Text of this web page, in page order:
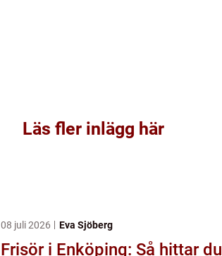
Läs fler inlägg här
08 juli 2026 Eva Sjöberg
Frisör i Enköping: Så hittar du